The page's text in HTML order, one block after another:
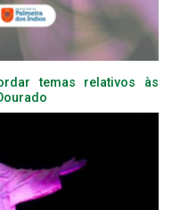
temas relativos às